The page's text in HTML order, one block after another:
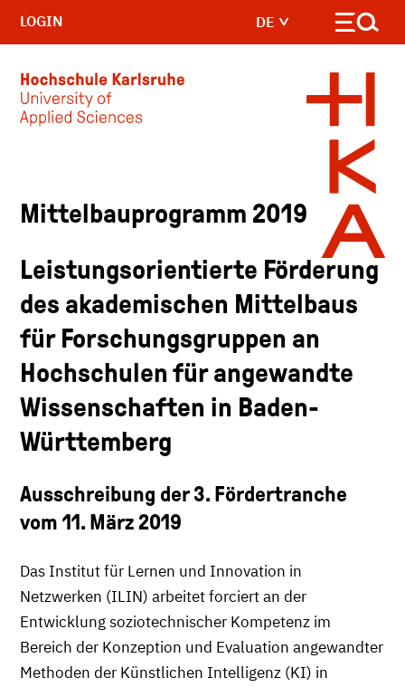
DE
LOGIN
Mittelbauprogramm 2019
Leistungsorientierte Förderung
des akademischen Mittelbaus
für Forschungsgruppen an
Hochschulen für angewandte
Wissenschaften in Baden-
Württemberg
Ausschreibung der 3. Fördertranche
vom 11. März 2019
Das Institut für Lernen und Innovation in
Netzwerken (ILIN) arbeitet forciert an der
Entwicklung soziotechnischer Kompetenz im
Bereich der Konzeption und Evaluation angewandter
Methoden der Künstlichen Intelligenz (KI) in